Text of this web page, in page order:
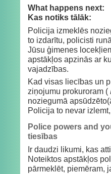
What happens next:
Kas notiks tālāk:
Policija izmeklēs
to izdarītu, policisti
Jūsu ģimenes
apstākļos apzinās ar
vajadzības.
Kad visas liecības un
ziņojumu prokuroram (
noziegumā
Policija to nevar
Police powers and
tiesības
Ir daudzi likumi, kas
Noteiktos apstākļos
pārmeklēt, piemēram,